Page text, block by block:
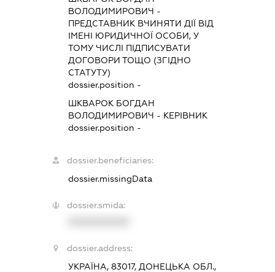
ВОЛОДИМИРОВИЧ -
ПРЕДСТАВНИК ВЧИНЯТИ ДІЇ ВІД
ІМЕНІ ЮРИДИЧНОЇ ОСОБИ, У
ТОМУ ЧИСЛІ ПІДПИСУВАТИ
ДОГОВОРИ ТОЩО (ЗГІДНО
СТАТУТУ)
dossier.position -
ШКВАРОК БОГДАН
ВОЛОДИМИРОВИЧ - КЕРІВНИК
dossier.position -
dossier.beneficiaries:
dossier.missingData
dossier.smida:
dossier.address:
УКРАЇНА, 83017, ДОНЕЦЬКА ОБЛ.,